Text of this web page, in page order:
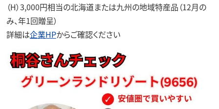
（H）3,000円相当の北海道または九州の地域特産品（12月の
み、年1回贈呈）
詳細は企業HPからご確認ください